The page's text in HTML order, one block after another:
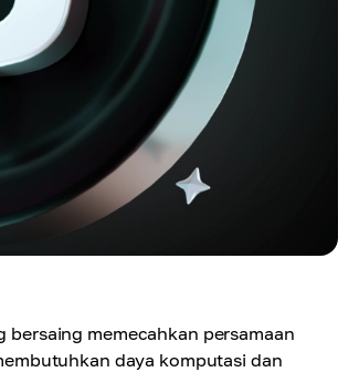
memecahkan persamaan
daya komputasi dan